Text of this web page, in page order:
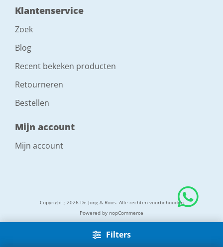
Filters
Klantenservice
Zoek
Blog
Recent bekeken producten
Retourneren
Bestellen
Mijn account
Mijn account
Copyright ; 2026 De Jong & Roos. Alle rechten voorbehouden
Powered by nopCommerce